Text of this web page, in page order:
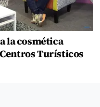
la cosmética
Turísticos